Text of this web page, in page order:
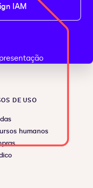
IAM
DE USO
humanos